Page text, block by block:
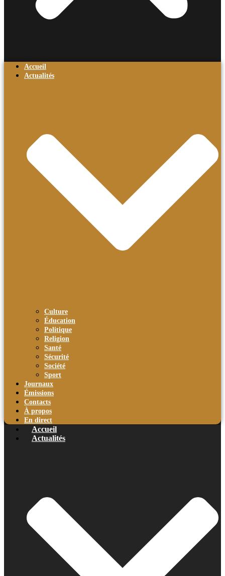
Accueil
Actualités
Culture
Éducation
Politique
Religion
Santé
Sécurité
Société
Sport
Journaux
Émissions
Contacts
À propos
En direct
Accueil
Actualités